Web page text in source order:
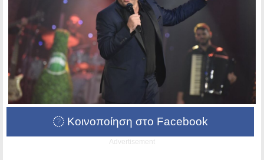
Κοινοποίηση στο Facebook
Advertisement